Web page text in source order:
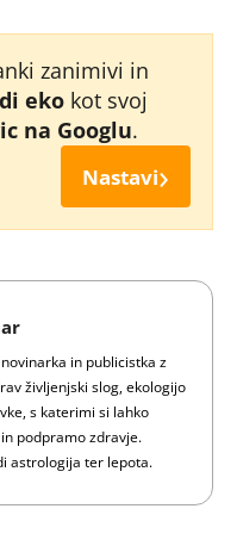
zanimivi in
eko kot svoj
na Googlu.
Nastavi›
in publicistka z
življenjski slog, ekologijo
s katerimi si lahko
podpramo zdravje.
astrologija ter lepota.